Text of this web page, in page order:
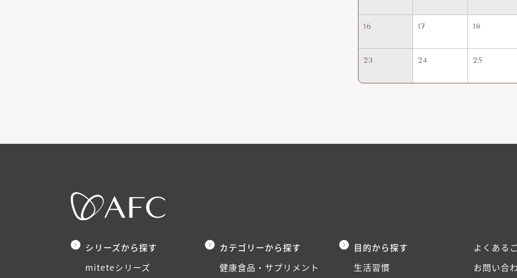
16 17 18
23 24 25
シリーズから探す
miteteシリーズ
カテゴリーから探す
健康食品・サプリメント
目的から探す
生活習慣
よくある
お問い合